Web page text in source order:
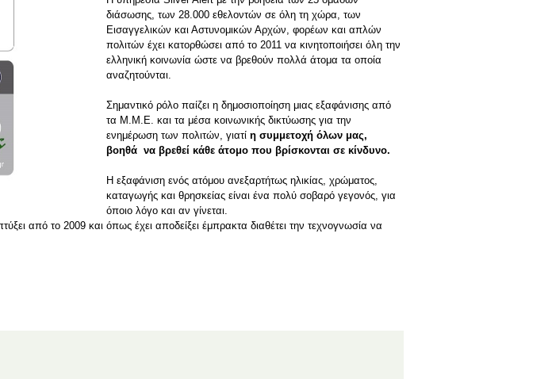
διάσωσης, των 28.000 εθελοντών σε όλη τη χώρα, των
Εισαγγελικών και Αστυνομικών Αρχών, φορέων και απλών
πολιτών έχει κατορθώσει από το 2011 να κινητοποιήσει όλη την
ελληνική κοινωνία ώστε να βρεθούν πολλά άτομα τα οποία
αναζητούνται.
Σημαντικό ρόλο παίζει η δημοσιοποίηση μιας εξαφάνισης από
τα Μ.Μ.Ε. και τα μέσα κοινωνικής δικτύωσης για την
ενημέρωση των πολιτών, γιατί η συμμετοχή όλων μας,
βοηθά να βρεθεί κάθε άτομο που βρίσκονται σε κίνδυνο.
Η εξαφάνιση ενός ατόμου ανεξαρτήτως ηλικίας, χρώματος,
καταγωγής και θρησκείας είναι ένα πολύ σοβαρό γεγονός, για
όποιο λόγο και αν γίνεται.
από το 2009 και όπως έχει αποδείξει έμπρακτα διαθέτει την τεχνογνωσία να